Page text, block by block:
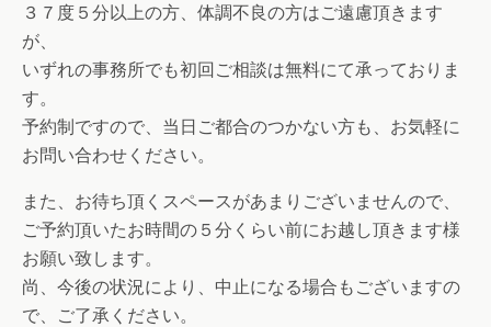
３７度５分以上の方、体調不良の方はご遠慮頂きます
が、
いずれの事務所でも初回ご相談は無料にて承っておりま
す。
予約制ですので、当日ご都合のつかない方も、お気軽に
お問い合わせください。
また、お待ち頂くスペースがあまりございませんので、
ご予約頂いたお時間の５分くらい前にお越し頂きます様
お願い致します。
尚、今後の状況により、中止になる場合もございますの
で、ご了承ください。